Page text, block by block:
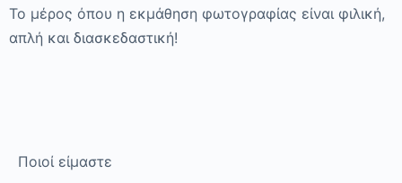
Το μέρος όπου η εκμάθηση φωτογραφίας είναι φιλική,
απλή και διασκεδαστική!
Ποιοί είμαστε